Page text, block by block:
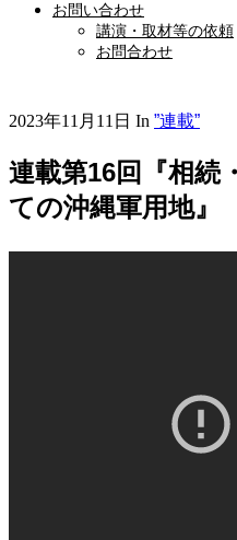
お問い合わせ
講演・取材等の依頼
お問合わせ
2023年11月11日 In ”連載”
連載第16回『相続
ての沖縄軍用地』